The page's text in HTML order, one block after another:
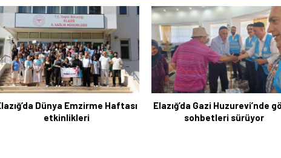
olan asker sayısı 12’ye yükseldi
için 6 bin kilometre geldi: Tercüman bulamadığı için Türkçe
Dünya Emzirme Haftası
etkinlikleri
Elazığ’da Gazi Huzurevi’nde
sohbetleri sürüyor